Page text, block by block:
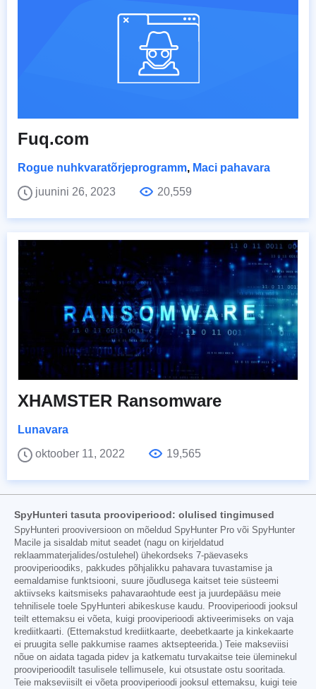
Fuq.com
Rogue nuhkvaratõrjeprogramm, Maci pahavara
juunini 26, 2023
20,559
XHAMSTER Ransomware
Lunavara
oktoober 11, 2022
19,565
SpyHunteri tasuta prooviperiood: olulised tingimused
SpyHunteri prooviversioon on mõeldud SpyHunter Pro või SpyHunter
Macile ja sisaldab mitut seadet (nagu on kirjeldatud
reklaammaterjalides/ostulehel) ühekordseks 7-päevaseks
prooviperioodiks, pakkudes põhjalikku pahavara tuvastamise ja
eemaldamise funktsiooni, suure jõudlusega kaitset teie süsteemi
aktiivseks kaitsmiseks pahavaraohtude eest ja juurdepääsu meie
tehnilisele toele SpyHunteri abikeskuse kaudu. Prooviperioodi jooksul
teilt ettemaksu ei võeta, kuigi prooviperioodi aktiveerimiseks on vaja
krediitkaarti. (Ettemakstud krediitkaarte, deebetkaarte ja kinkekaarte
ei pruugita selle pakkumise raames aktsepteerida.) Teie makseviisi
nõue on aidata tagada pidev ja katkematu turvakaitse teie üleminekul
prooviperioodilt tasulisele tellimusele, kui otsustate ostu sooritada.
Teie makseviisilt ei võeta prooviperioodi jooksul ettemaksu, kuigi teie